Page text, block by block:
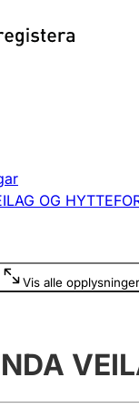
OG
Vis alle opplysninger